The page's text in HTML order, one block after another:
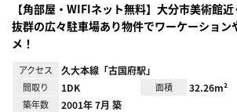
【角部屋・WIFIネット無料】大分市美術館
抜群の広々駐車場あり物件でワーケーション
メ！
アクセス 久大本線「古国府駅」
間取り 1DK 面積 32.26m²
築年数 2001年 7月 築